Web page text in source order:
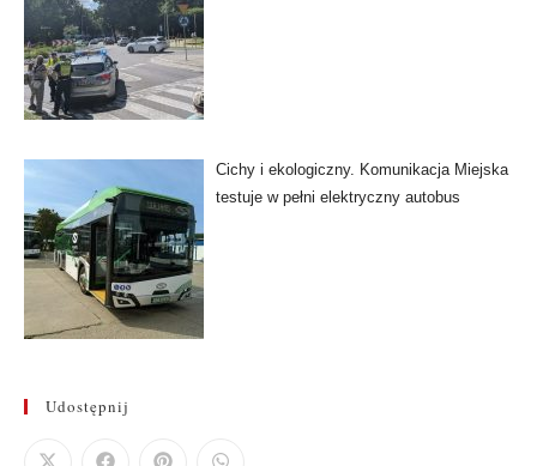
Cichy i ekologiczny. Komunikacja Miejska
testuje w pełni elektryczny autobus
Udostępnij